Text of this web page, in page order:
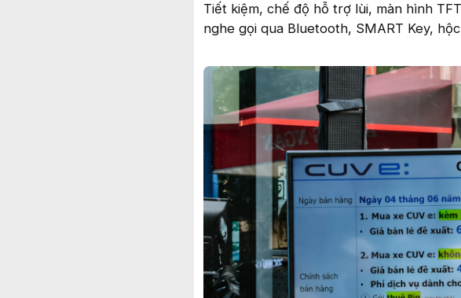
Tiết kiệm, chế độ hỗ trợ lùi, màn hình
nghe gọi qua Bluetooth, SMART Key,